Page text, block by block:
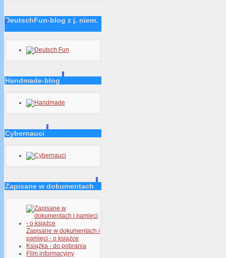
DeutschFun-blog z j. niem.
Handmade-blog
Cybernauci
Zapisane w dokumentach
Zapisane w dokumentach i
pamięci - o książce
Książka - do pobrania
Film informacyjny